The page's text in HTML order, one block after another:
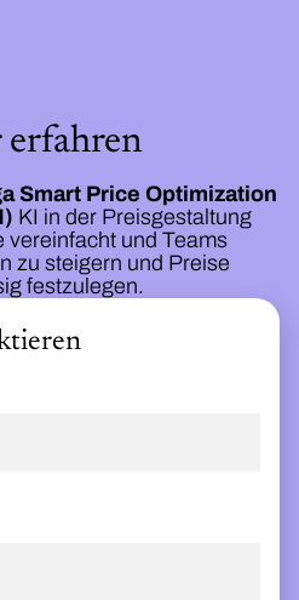
Smart Price Optimization
KI in der Preisgestaltung
vereinfacht und Teams
zu steigern und Preise
festzulegen.